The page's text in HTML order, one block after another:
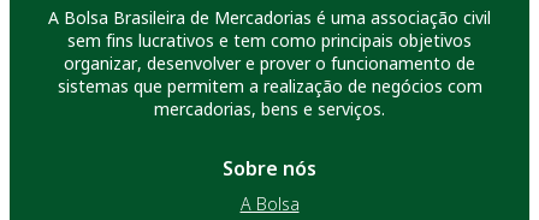
A Bolsa Brasileira de Mercadorias é uma associação civil
sem fins lucrativos e tem como principais objetivos
organizar, desenvolver e prover o funcionamento de
sistemas que permitem a realização de negócios com
mercadorias, bens e serviços.
Sobre nós
A Bolsa